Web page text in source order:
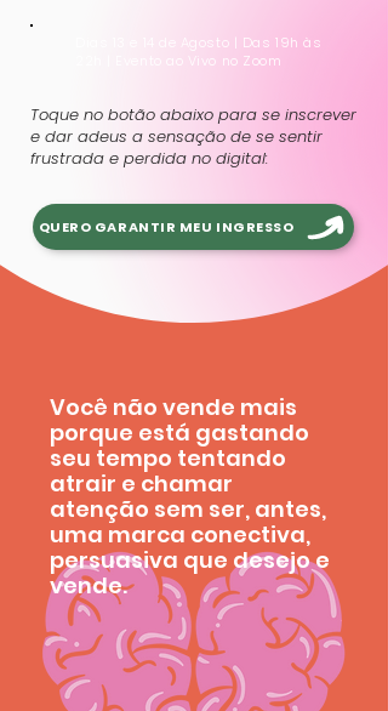
Dias 13 e 14 de Agosto | Das 19h às
22h | Evento ao Vivo no Zoom
Toque no botão abaixo para se inscrever
e dar adeus a sensação de se sentir
frustrada e perdida no digital:
QUERO GARANTIR MEU INGRESSO
Você não vende mais
porque está gastando
seu tempo tentando
atrair e chamar
atenção sem ser, antes,
uma marca conectiva,
persuasiva que desejo e
vende.